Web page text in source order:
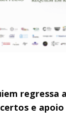
regressa
e